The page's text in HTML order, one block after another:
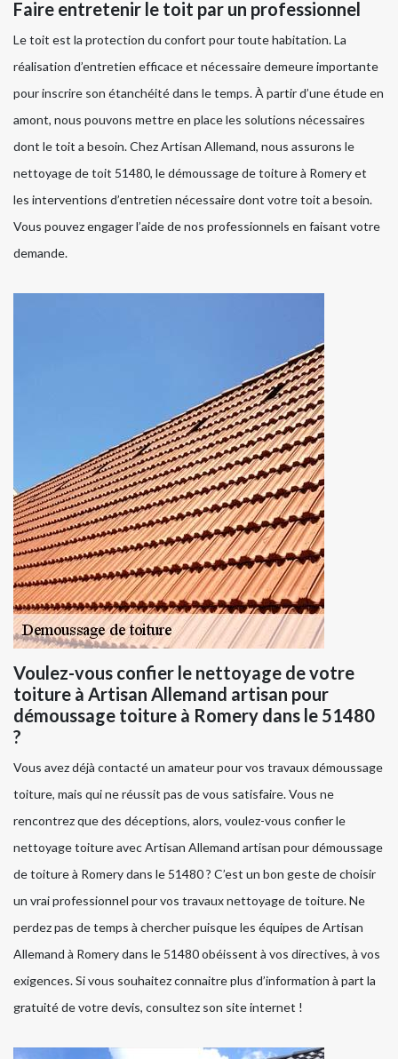
Faire entretenir le toit par un professionnel
Le toit est la protection du confort pour toute habitation. La
réalisation d’entretien efficace et nécessaire demeure importante
pour inscrire son étanchéité dans le temps. À partir d’une étude en
amont, nous pouvons mettre en place les solutions nécessaires
dont le toit a besoin. Chez Artisan Allemand, nous assurons le
nettoyage de toit 51480, le démoussage de toiture à Romery et
les interventions d’entretien nécessaire dont votre toit a besoin.
Vous pouvez engager l’aide de nos professionnels en faisant votre
demande.
Voulez-vous confier le nettoyage de votre
toiture à Artisan Allemand artisan pour
démoussage toiture à Romery dans le 51480
?
Vous avez déjà contacté un amateur pour vos travaux démoussage
toiture, mais qui ne réussit pas de vous satisfaire. Vous ne
rencontrez que des déceptions, alors, voulez-vous confier le
nettoyage toiture avec Artisan Allemand artisan pour démoussage
de toiture à Romery dans le 51480 ? C’est un bon geste de choisir
un vrai professionnel pour vos travaux nettoyage de toiture. Ne
perdez pas de temps à chercher puisque les équipes de Artisan
Allemand à Romery dans le 51480 obéissent à vos directives, à vos
exigences. Si vous souhaitez connaitre plus d’information à part la
gratuité de votre devis, consultez son site internet !